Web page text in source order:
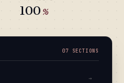
100 %
07 SECTIONS
→